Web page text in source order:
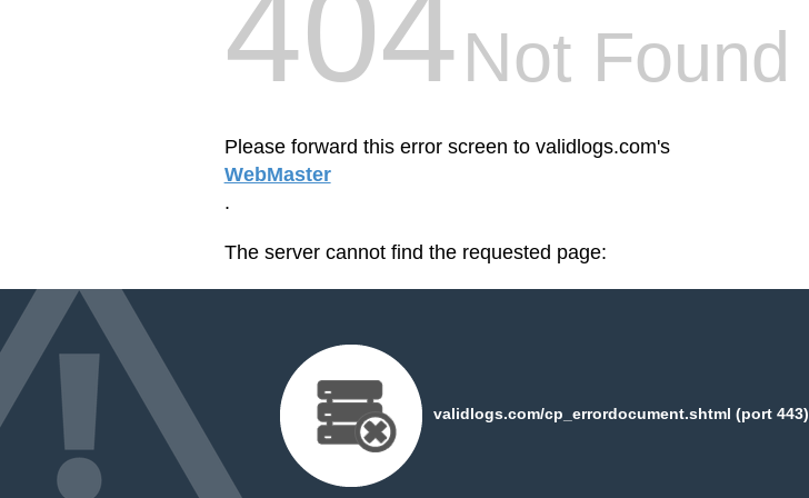
404Not Found
Please forward this error screen to validlogs.com's
WebMaster
.
The server cannot find the requested page:
validlogs.com/cp_errordocument.shtml (port 443)